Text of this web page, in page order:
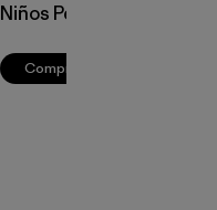
Niños Pequeños
Comprar